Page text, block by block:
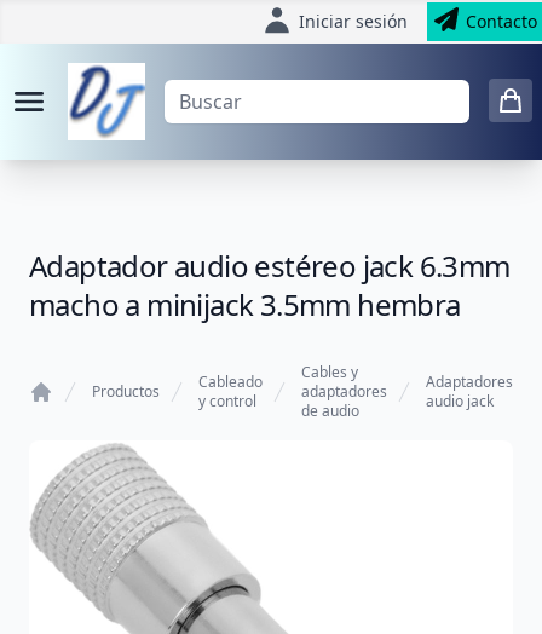
Iniciar sesión Contacto
Adaptador audio estéreo jack 6.3mm
macho a minijack 3.5mm hembra
Productos
Cableado
y control
Cables y
adaptadores
de audio
Adaptadores
audio jack